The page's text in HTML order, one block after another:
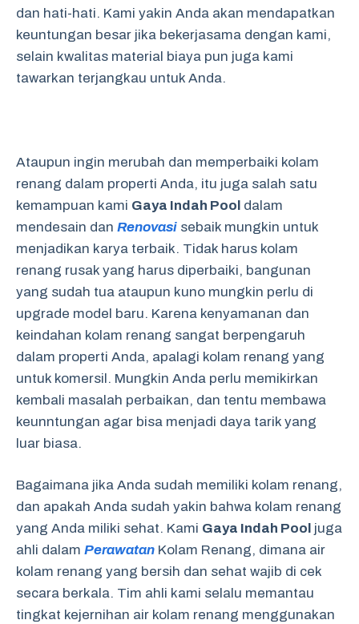
dan hati-hati. Kami yakin Anda akan mendapatkan
keuntungan besar jika bekerjasama dengan kami,
selain kwalitas material biaya pun juga kami
tawarkan terjangkau untuk Anda.
Ataupun ingin merubah dan memperbaiki kolam
renang dalam properti Anda, itu juga salah satu
kemampuan kami Gaya Indah Pool dalam
mendesain dan Renovasi sebaik mungkin untuk
menjadikan karya terbaik. Tidak harus kolam
renang rusak yang harus diperbaiki, bangunan
yang sudah tua ataupun kuno mungkin perlu di
upgrade model baru. Karena kenyamanan dan
keindahan kolam renang sangat berpengaruh
dalam properti Anda, apalagi kolam renang yang
untuk komersil. Mungkin Anda perlu memikirkan
kembali masalah perbaikan, dan tentu membawa
keunntungan agar bisa menjadi daya tarik yang
luar biasa.
Bagaimana jika Anda sudah memiliki kolam renang,
dan apakah Anda sudah yakin bahwa kolam renang
yang Anda miliki sehat. Kami Gaya Indah Pool juga
ahli dalam Perawatan Kolam Renang, dimana air
kolam renang yang bersih dan sehat wajib di cek
secara berkala. Tim ahli kami selalu memantau
tingkat kejernihan air kolam renang menggunakan